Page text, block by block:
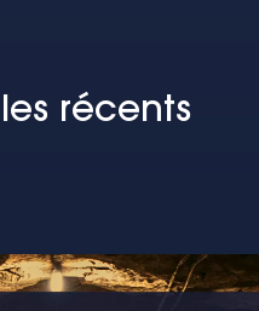
récents